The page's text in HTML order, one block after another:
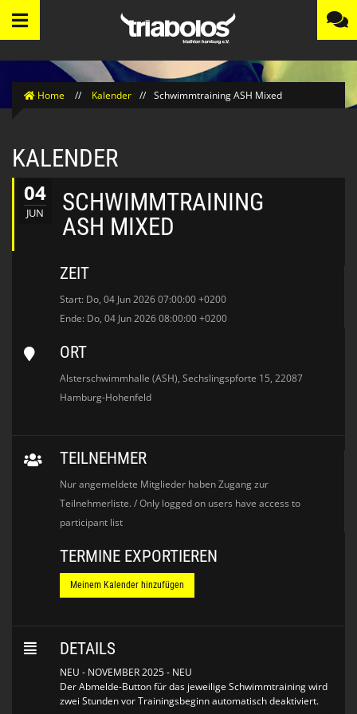
Home // Kalender // Schwimmtraining ASH Mixed
KALENDER
04
JUN
SCHWIMMTRAINING
ASH MIXED
ZEIT
Start: Do, 04 Jun 2026 07:00:00 +0200
Ende: Do, 04 Jun 2026 08:00:00 +0200
ORT
Alsterschwimmhalle (ASH), Sechslingspforte 15, 22087
Hamburg-Hohenfeld
TEILNEHMER
Nur angemeldete Mitglieder haben Zugang zur
Teilnehmerliste. / Only logged on users have access to
participant list
TERMINE EXPORTIEREN
Meinem Kalender hinzufügen
DETAILS
NEU - NOVEMBER 2025 - NEU
Der Abmelde-Button für das jeweilige Schwimmtraining wird
zwei Stunden vor Trainingsbeginn automatisch deaktiviert.